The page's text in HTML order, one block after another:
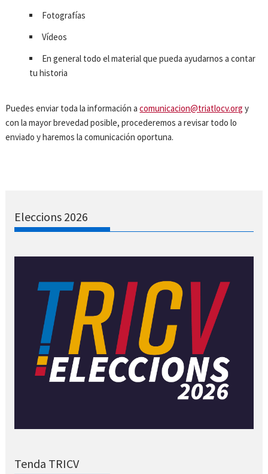
Fotografías
Vídeos
En general todo el material que pueda ayudarnos a contar
tu historia
Puedes enviar toda la información acomunicacion@triatlocv.org y
con la mayor brevedad posible, procederemos a revisar todo lo
enviado y haremos la comunicación oportuna.
Eleccions 2026
Tenda TRICV